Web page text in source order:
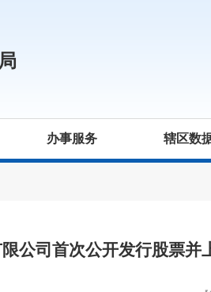
办事服务 辖区数
公司首次公开发行股票并